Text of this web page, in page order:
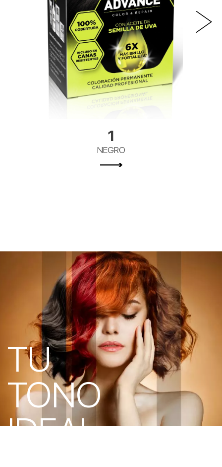
1
NEGRO
TU
TONO
IDEAL